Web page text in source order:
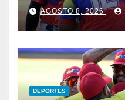
AGOSTO 8, 2026
DEPORTES